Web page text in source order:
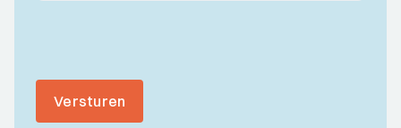
Versturen